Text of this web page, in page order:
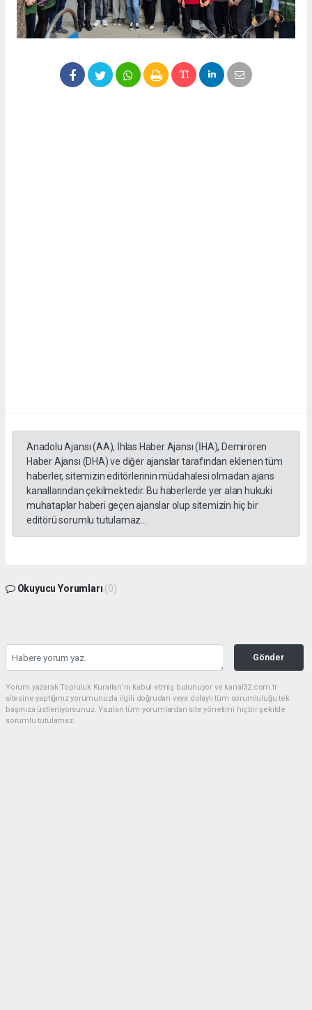
Anadolu Ajansı (AA), İhlas Haber Ajansı (İHA), Demirören
Haber Ajansı (DHA) ve diğer ajanslar tarafından eklenen tüm
haberler, sitemizin editörlerinin müdahalesi olmadan ajans
kanallarından çekilmektedir. Bu haberlerde yer alan hukuki
muhataplar haberi geçen ajanslar olup sitemizin hiç bir
editörü sorumlu tutulamaz...
Okuyucu Yorumları (0)
Gönder
Yorum yazarak Topluluk Kuralları’nı kabul etmiş bulunuyor ve kanal32.com.tr
sitesine yaptığınız yorumunuzla ilgili doğrudan veya dolaylı tüm sorumluluğu tek
başınıza üstleniyorsunuz. Yazılan tüm yorumlardan site yönetimi hiçbir şekilde
sorumlu tutulamaz.